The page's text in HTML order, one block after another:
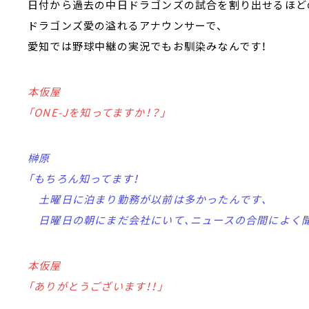
日付から過去の中日ドラゴンズの試合を割り出せるほど
ドラゴンズ愛の溢れるアナウンサーで、
愛知では野球中継の実況でもお馴染みなんです！
本仮屋
「ONE-Jを知ってますか！？」
榊原
「もちろん知ってます！
土曜日に泊まり勤務が以前は多かったんです、
日曜日の朝にまだ会社にいて、ニュースの合間によく
本仮屋
「ありがとうございます！！」